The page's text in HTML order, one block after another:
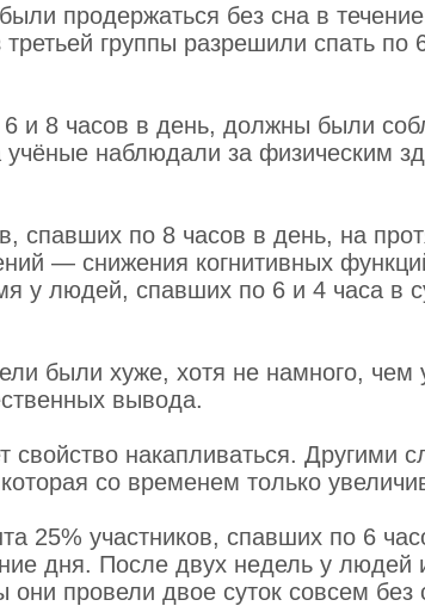
продержаться без сна в
группы разрешили спать по
и 8 часов в день, должны были
учёные наблюдали за физическим
спавших по 8 часов в день, на
— снижения когнитивных
у людей, спавших по 6 и 4 часа в
были хуже, хотя не намного,
вывода.
свойство накапливаться. Другими
со временем только
25% участников, спавших по 6
дня. После двух недель у людей
они провели двое суток совсем без